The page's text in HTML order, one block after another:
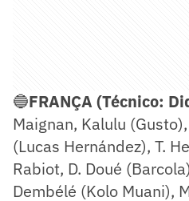
🔵FRANÇA (Técnico:
Maignan, Kalulu
(Lucas Hernández), T.
Rabiot, D. Doué
Dembélé (Kolo Muani),